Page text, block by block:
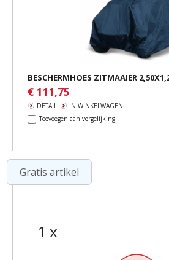
BESCHERMHOES ZITMAAIER
€ 111,75
DETAIL
IN WINKELWAGEN
Toevoegen aan vergelijking
Gratis artikel
1 x